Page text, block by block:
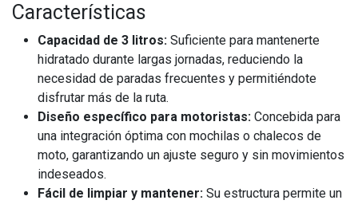
Características
Capacidad de 3 litros: Suficiente para mantenerte
hidratado durante largas jornadas, reduciendo la
necesidad de paradas frecuentes y permitiéndote
disfrutar más de la ruta.
Diseño específico para motoristas: Concebida para
una integración óptima con mochilas o chalecos de
moto, garantizando un ajuste seguro y sin movimientos
indeseados.
Fácil de limpiar y mantener: Su estructura permite un